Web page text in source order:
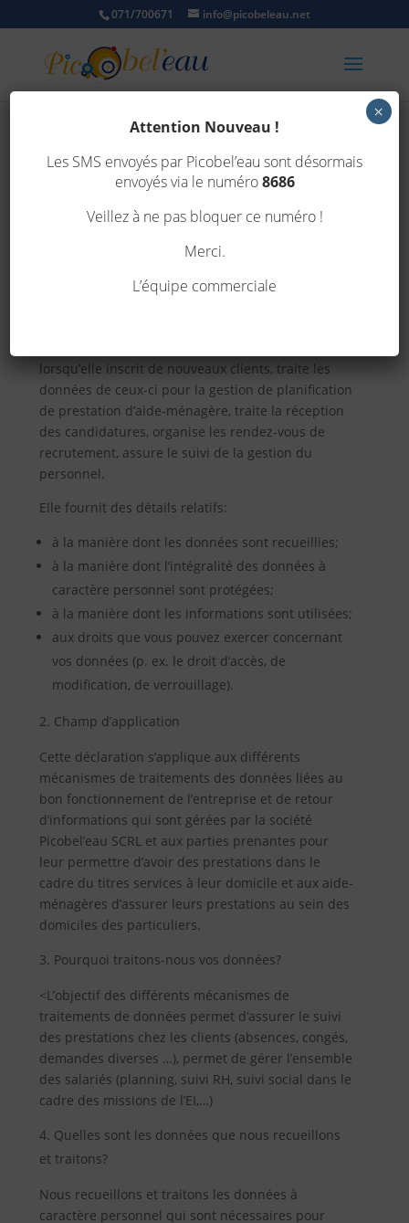
071/700671 info@picobeleau.net
Politique de confidentialité
Déclaration de Confidentialité de l’entreprise
lorsqu’elle inscrit de nouveaux clients, traite les
données de ceux-ci pour la gestion de planification
de prestation d’aide-ménagère, traite la réception
des candidatures, organise les rendez-vous de
recrutement, assure le suivi de la gestion du
personnel.
Elle fournit des détails relatifs:
à la manière dont les données sont recueillies;
à la manière dont l’intégralité des données à
caractère personnel sont protégées;
à la manière dont les informations sont utilisées;
aux droits que vous pouvez exercer concernant
vos données (p. ex. le droit d’accès, de
modification, de verrouillage).
Champ d’application
Cette déclaration s’applique aux différents
mécanismes de traitements des données liées au
bon fonctionnement de l’entreprise et de retour
d’informations qui sont gérées par la société
Picobel’eau SCRL et aux parties prenantes pour
leur permettre d’avoir des prestations dans le
cadre du titres services à leur domicile et aux aide-
ménagères d’assurer leurs prestations au sein des
domiciles des particuliers.
Pourquoi traitons-nous vos données?
<L’objectif des différents mécanismes de
traitements de données permet d’assurer le suivi
des prestations chez les clients (absences, congés,
demandes diverses …), permet de gérer l’ensemble
des salariés (planning, suivi RH, suivi social dans le
cadre des missions de l’EI,…)
Quelles sont les données que nous recueillons
et traitons?
Nous recueillons et traitons les données à
caractère personnel qui sont nécessaires pour
Attention Nouveau !
Les SMS envoyés par Picobel’eau sont désormais
envoyés via le numéro8686
Veillez à ne pas bloquer ce numéro !
Merci.
L’équipe commerciale
×